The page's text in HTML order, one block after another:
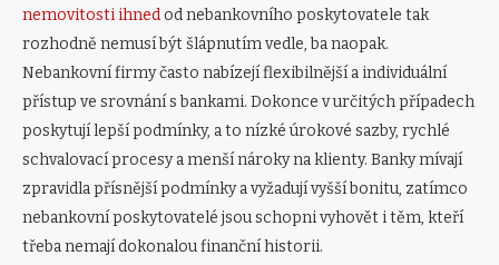
nemovitosti ihnedod nebankovního poskytovatele tak
rozhodně nemusí být šlápnutím vedle, ba naopak.
Nebankovní firmy často nabízejí flexibilnější a individuální
přístup ve srovnání s bankami. Dokonce v určitých případech
poskytují lepší podmínky, a to nízké úrokové sazby, rychlé
schvalovací procesy a menší nároky na klienty. Banky mívají
zpravidla přísnější podmínky a vyžadují vyšší bonitu, zatímco
nebankovní poskytovatelé jsou schopni vyhovět i těm, kteří
třeba nemají dokonalou finanční historii.